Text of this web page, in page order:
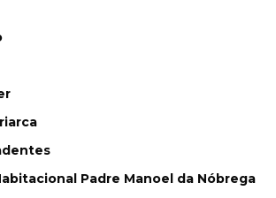
Padre Manoel da Nóbrega